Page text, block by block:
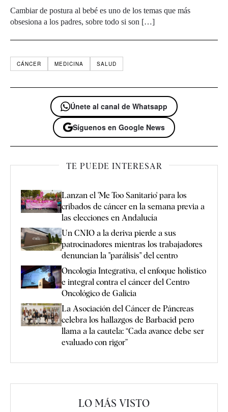
Cambiar de postura al bebé es uno de los temas que más
obsesiona a los padres, sobre todo si son […]
CÁNCER MEDICINA SALUD
Únete al canal de Whatsapp
Síguenos en Google News
TE PUEDE INTERESAR
Lanzan el 'Me Too Sanitario' para los
cribados de cáncer en la semana previa a
las elecciones en Andalucía
Un CNIO a la deriva pierde a sus
patrocinadores mientras los trabajadores
denuncian la "parálisis" del centro
Oncología Integrativa, el enfoque holístico
e integral contra el cáncer del Centro
Oncológico de Galicia
La Asociación del Cáncer de Páncreas
celebra los hallazgos de Barbacid pero
llama a la cautela: “Cada avance debe ser
evaluado con rigor”
LO MÁS VISTO